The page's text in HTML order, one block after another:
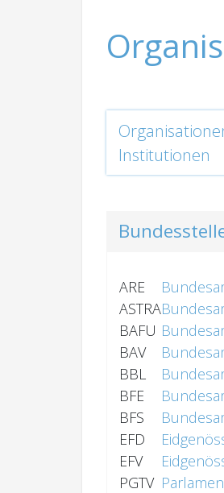
Institutionen
ARE
ASTRA
BAFU
BAV
BBL
BFE
BFS
EFD
EFV
PGTV